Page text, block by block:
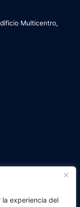
la experiencia del
Multicentro,